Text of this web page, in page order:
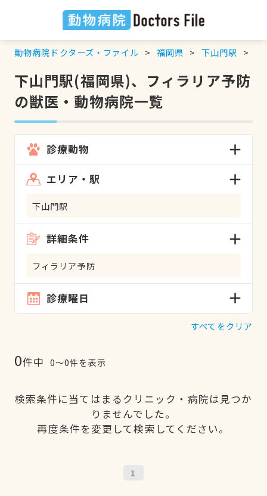
動物病院ドクターズ・ファイル 福岡県 下山門駅
下山門駅(福岡県)、フィラリア予防
の獣医・動物病院一覧
診療動物
エリア・駅
下山門駅
詳細条件
フィラリア予防
診療曜日
すべてをクリア
0件中 0〜0件を表示
検索条件に当てはまるクリニック・病院は見つか
りませんでした。
再度条件を変更して検索してください。
1